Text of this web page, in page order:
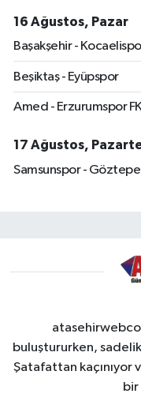
16 Ağustos, Pazar
Başakşehir -
Beşiktaş - Eyüpspor
Amed - Erzurumspor
17 Ağustos,
Samsunspor - Göztepe
buluştururken,
Şatafattan kaçınıyor
bir